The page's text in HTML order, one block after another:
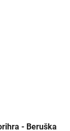
- Beruška